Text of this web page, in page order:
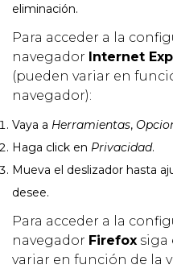
eliminación.
Para acceder a la
navegador Internet
(pueden variar en
navegador):
Vaya a Herramientas,
Haga click en Privacidad.
Mueva el deslizador hasta
desee.
Para acceder a la
navegador Firefox siga
variar en función de la